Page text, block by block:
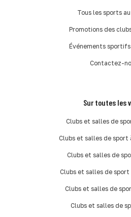
Tous les sports
Promotions des
Événements sportifs
Contactez-
Sur toutes les
Clubs et salles de
Clubs et salles de sport
Clubs et salles de
Clubs et salles de sport
Clubs et salles de
Clubs et salles de